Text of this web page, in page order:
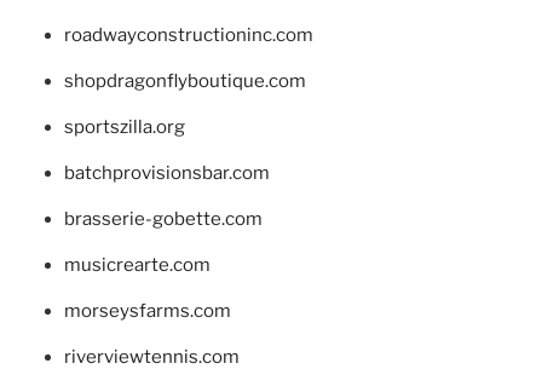
roadwayconstructioninc.com
shopdragonflyboutique.com
sportszilla.org
batchprovisionsbar.com
brasserie-gobette.com
musicrearte.com
morseysfarms.com
riverviewtennis.com